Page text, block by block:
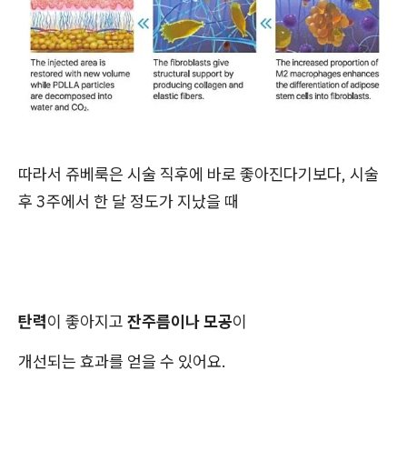
따라서 쥬베룩은 시술 직후에 바로 좋아진다기보다, 시술
후 3주에서 한 달 정도가 지났을 때
탄력이 좋아지고 잔주름이나 모공이
개선되는 효과를 얻을 수 있어요.